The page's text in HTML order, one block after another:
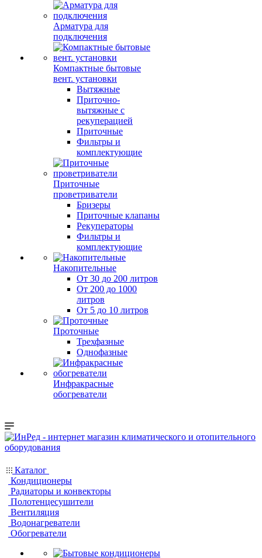
Арматура для
подключения
Компактные бытовые
вент. установки
Вытяжные
Приточно-
вытяжные с
рекуперацией
Приточные
Фильтры и
комплектующие
Приточные
проветриватели
Бризеры
Приточные клапаны
Рекуператоры
Фильтры и
комплектующие
Накопительные
От 30 до 200 литров
От 200 до 1000
литров
От 5 до 10 литров
Проточные
Трехфазные
Однофазные
Инфракрасные
обогреватели
Каталог
Кондиционеры
Радиаторы и конвекторы
Полотенцесушители
Вентиляция
Водонагреватели
Обогреватели